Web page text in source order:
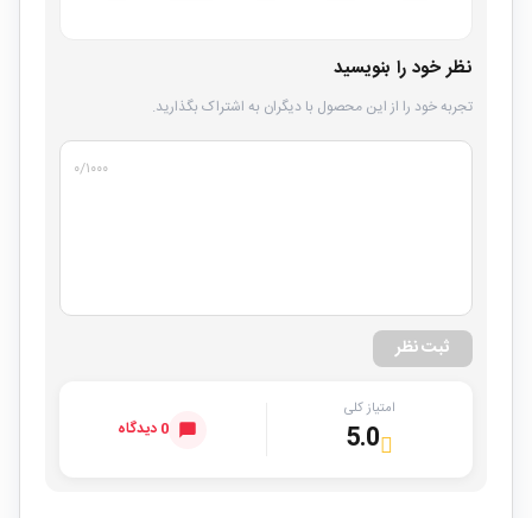
نظر خود را بنویسید
تجربه خود را از این محصول با دیگران به اشتراک بگذارید.
۰/۱۰۰۰
ثبت نظر
امتیاز کلی
5.0 0 دیدگاه